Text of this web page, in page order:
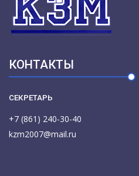
КОНТАКТЫ
СЕКРЕТАРЬ
+7 (861) 240-30-40
kzm2007@mail.ru